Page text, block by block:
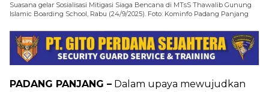
Suasana gelar Sosialisasi Mitigasi Siaga Bencana di MTsS Thawalib Gunung
Islamic Boarding School, Rabu (24/9/2025). Foto: Kominfo Padang Panjang
PADANG PANJANG – Dalam upaya mewujudkan